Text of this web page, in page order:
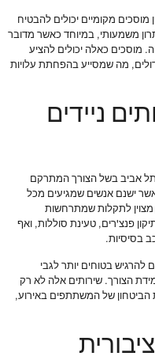
מוסכים מקומיים יכולים להבטיח
משמעותי, במיוחד כאשר מדובר
מוסכים כאלה יכולים להציע
מה שמסייע בהפחתת עלויות
ניידים
בתל אביב בשל הצורך המתרקם
ישנם אנשים שמגיעים מכל
מצוין לתקלות שמתרחשות
פנצ'רים, טעינת סוללות, ואף
בסיסיות.
להרגיש בטוחים יותר לגבי
הצורך. שירותים אלה לא רק
הביטחון של המשתתפים באירוע,